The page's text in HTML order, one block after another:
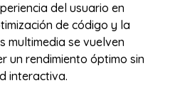
del usuario en
de código y la
multimedia se vuelven
un rendimiento óptimo sin
interactiva.